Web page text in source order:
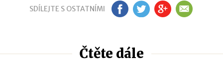
SDÍLEJTE S OSTATNÍMI FB TW GP EM
Čtěte dále